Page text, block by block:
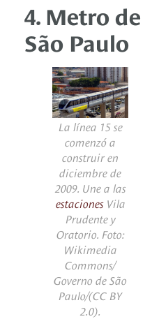
4. Metro de
São Paulo
La línea 15 se
comenzó a
construir en
diciembre de
2009. Une a las
estacionesVila
Prudente y
Oratorio. Foto:
Wikimedia
Commons/
Governo de São
Paulo/(CC BY
2.0).